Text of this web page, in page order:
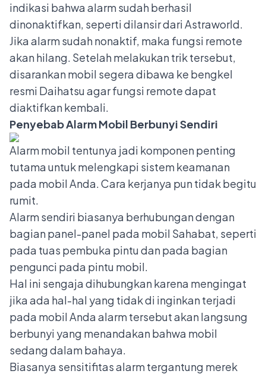
indikasi bahwa alarm sudah berhasil
dinonaktifkan, seperti dilansir dari Astraworld.
Jika alarm sudah nonaktif, maka fungsi remote
akan hilang. Setelah melakukan trik tersebut,
disarankan mobil segera dibawa ke bengkel
resmi Daihatsu agar fungsi remote dapat
diaktifkan kembali.
Penyebab Alarm Mobil Berbunyi Sendiri
Alarm mobil tentunya jadi komponen penting
tutama untuk melengkapi sistem keamanan
pada mobil Anda. Cara kerjanya pun tidak begitu
rumit.
Alarm sendiri biasanya berhubungan dengan
bagian panel-panel pada mobil Sahabat, seperti
pada tuas pembuka pintu dan pada bagian
pengunci pada pintu mobil.
Hal ini sengaja dihubungkan karena mengingat
jika ada hal-hal yang tidak di inginkan terjadi
pada mobil Anda alarm tersebut akan langsung
berbunyi yang menandakan bahwa mobil
sedang dalam bahaya.
Biasanya sensitifitas alarm tergantung merek